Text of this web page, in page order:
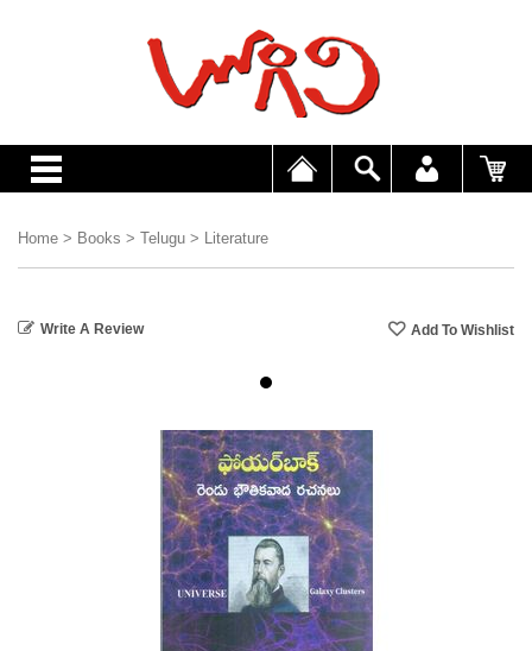
Home > Books > Telugu > Literature
Write A Review